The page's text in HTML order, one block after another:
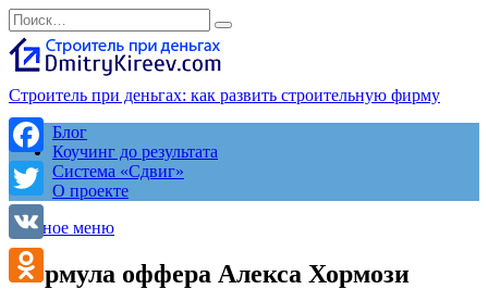
Перейти
к
содержанию
Search
for:
Строитель при деньгах: как развить строительную фирму
Блог
Коучинг до результата
Система «Сдвиг»
О проекте
Главное меню
Формула оффера Алекса Хормози
Facebook
Twitter
VK